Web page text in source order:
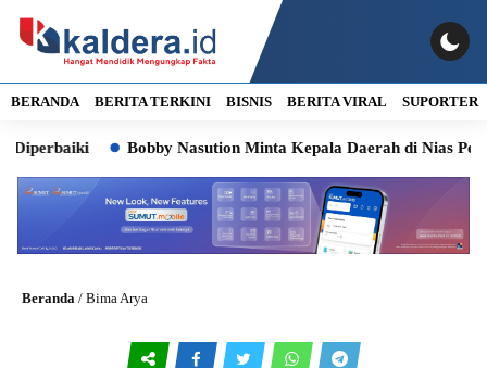
BERANDA BERITA TERKINI BISNIS BERITA VIRAL SUPORTER
Bobby Nasution Minta Kepala Daerah di Nias
Beranda / Bima Arya